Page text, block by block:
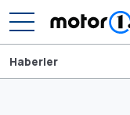
Haberler